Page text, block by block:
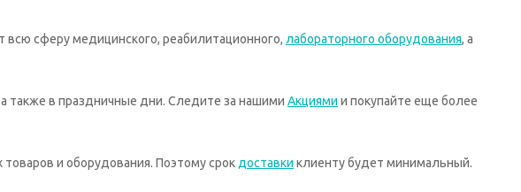
сферу медицинского, реабилитационного, лабораторного оборудования, а
а также в праздничные дни. Следите за нашими Акциями и покупайте еще более
и оборудования. Поэтому срокдоставки клиенту будет минимальный.